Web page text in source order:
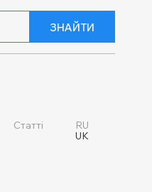
ЗНАЙТИ
Статті
RU
UK